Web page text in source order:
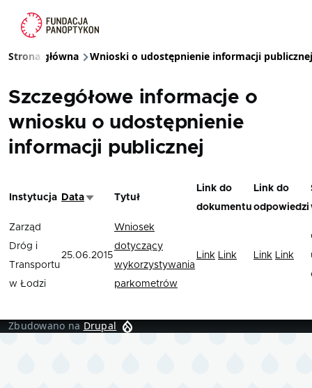
Ścieżka nawigacyjna
Strona główna Wnioski o udostępnienie informacji publicznej
Szczegółowe informacje o
wniosku o udostępnienie
informacji publicznej
Instytucja DataSortuj rosnąco
Tytuł
Link do
dokumentu
Link do
odpowiedzi
Zarząd
Dróg i
Transportu
w Łodzi
25.06.2015
Wniosek
dotyczący
wykorzystywania
parkometrów
Link Link Link Link
Zbudowano na Drupal